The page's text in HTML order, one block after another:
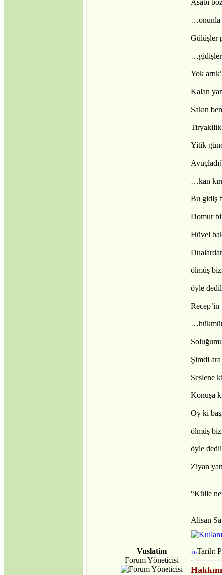
Asabı
…onunla
Gülüşler
Yok
Kalan
Sakın
Tiryakilik
Yitik
…kan
Bu gidiş
Domur
Hüvel
ölmüş
öyle
Recep’in
Şimdi
Seslene
Konuşa
Oy ki
ölmüş
öyle
Ziyan
“Külle
Alisan
Vuslatim
Forum Yöneticisi
Tarih: